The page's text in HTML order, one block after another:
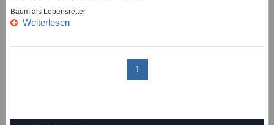
Baum als Lebensretter
Weiterlesen
1